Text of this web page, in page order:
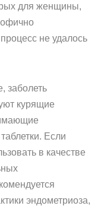
для женщины,
не удалось
заболеть
курящие
Если
в качестве
эндометриоза,